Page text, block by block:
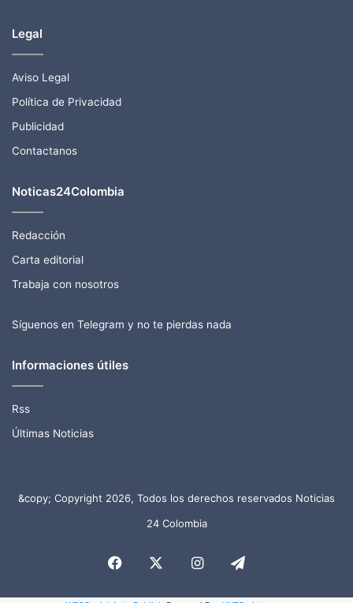
Legal
Aviso Legal
Política de Privacidad
Publicidad
Contactanos
Noticas24Colombia
Redacción
Carta editorial
Trabaja con nosotros
Síguenos en Telegram y no te pierdas nada
Informaciones útiles
Rss
Últimas Noticias
&copy; Copyright 2026, Todos los derechos reservados Noticias
24 Colombia
Facebook InstagramTelegram